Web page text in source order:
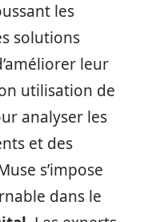
les
solutions
leur
utilisation de
analyser les
et des
s’impose
dans le